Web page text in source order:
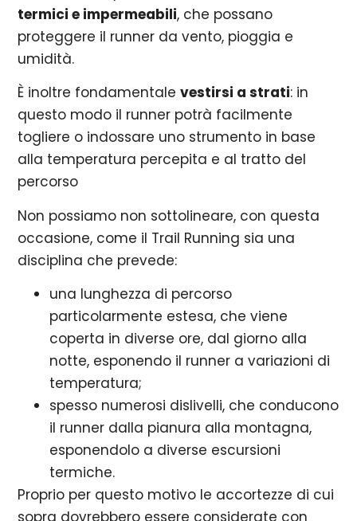
termici e impermeabili, che possano
proteggere il runner da vento, pioggia e
umidità.
È inoltre fondamentalevestirsi a strati: in
questo modo il runner potrà facilmente
togliere o indossare uno strumento in base
alla temperatura percepita e al tratto del
percorso
Non possiamo non sottolineare, con questa
occasione, come il Trail Running sia una
disciplina che prevede:
una lunghezza di percorso
particolarmente estesa, che viene
coperta in diverse ore, dal giorno alla
notte, esponendo il runner a variazioni di
temperatura;
spesso numerosi dislivelli, che conducono
il runner dalla pianura alla montagna,
esponendolo a diverse escursioni
termiche.
Proprio per questo motivo le accortezze di cui
sopra dovrebbero essere considerate con